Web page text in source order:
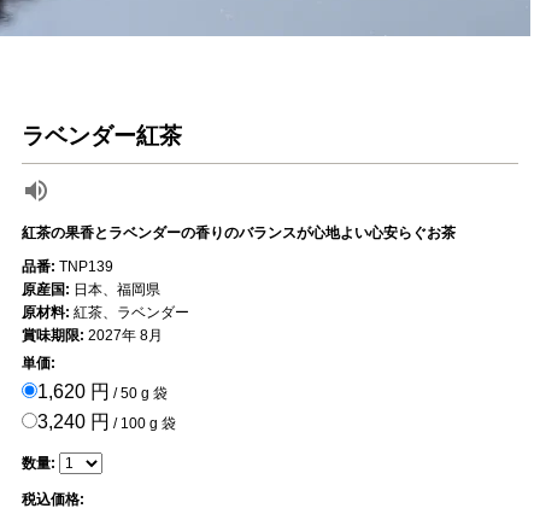
ラベンダー紅茶
紅茶の果香とラベンダーの香りのバランスが心地よい心安らぐお茶
品番: TNP139
原産国: 日本、福岡県
原材料: 紅茶、ラベンダー
賞味期限: 2027年 8月
単価:
1,620 円 / 50 g 袋
3,240 円 / 100 g 袋
数量:
税込価格: